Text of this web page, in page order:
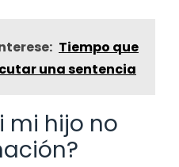
Tiempo que
una sentencia
mi hijo no